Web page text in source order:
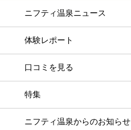
ニフティ温泉ニュース
体験レポート
口コミを見る
特集
ニフティ温泉からのお知らせ